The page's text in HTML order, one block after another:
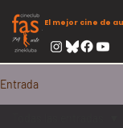
El mejor cine de
Entrada